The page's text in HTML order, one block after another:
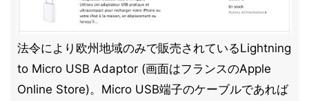
法令により欧州地域のみで販売されているLightning
to Micro USB Adaptor (画面はフランスのApple
Online Store)。Micro USB端子のケーブルであれば